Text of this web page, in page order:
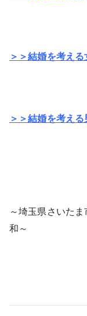
＞＞結婚を考え
＞＞結婚を考え
～埼玉県さいた
和～